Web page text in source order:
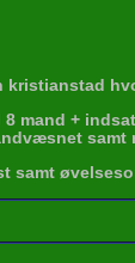
mand +
samt